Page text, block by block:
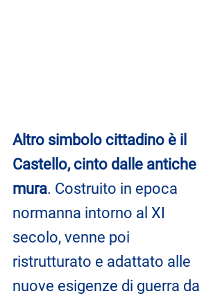
Altro simbolo cittadino è il
Castello, cinto dalle antiche
mura. Costruito in epoca
normanna intorno al XI
secolo, venne poi
ristrutturato e adattato alle
nuove esigenze di guerra da